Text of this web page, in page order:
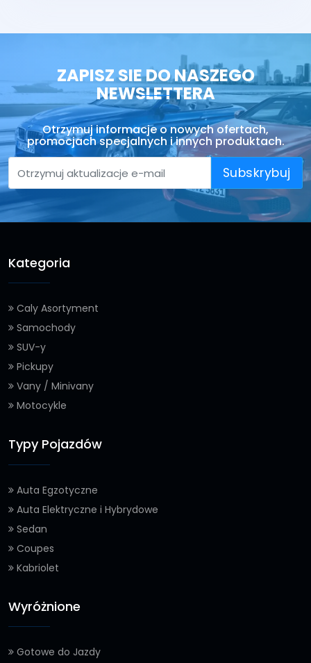
ZAPISZ SIE DO NASZEGO
NEWSLETTERA
Otrzymuj informacje o nowych ofertach,
promocjach specjalnych i innych produktach.
Subskrybuj
Kategoria
Caly Asortyment
Samochody
SUV-y
Pickupy
Vany / Minivany
Motocykle
Typy Pojazdów
Auta Egzotyczne
Auta Elektryczne i Hybrydowe
Sedan
Coupes
Kabriolet
Wyróżnione
Gotowe do Jazdy